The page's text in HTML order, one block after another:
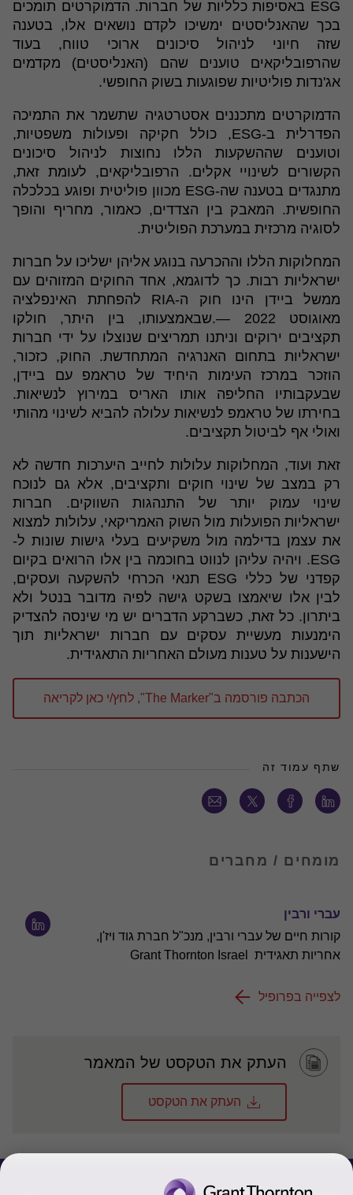
ESG באסיפות כלליות של חברות. הדמוקרטים תומכים
בכך שהאנליסטים ימשיכו לקדם נושאים אלו, בטענה
שזה חיוני לניהול סיכונים ארוכי טווח, בעוד
שהרפובליקאים טוענים שהם (האנליסטים) מקדמים
אג'נדות פוליטיות שפוגעות בשוק החופשי.
הדמוקרטים מתכננים אסטרטגיה שתשמר את התמיכה
הפדרלית ב-ESG, כולל חקיקה ופעולות משפטיות,
וטוענים שההשקעות הללו נחוצות לניהול סיכונים
הקשורים לשינויי אקלים. הרפובליקאים, לעומת זאת,
מתנגדים בטענה שה-ESG מכוון פוליטית ופוגע בכלכלה
החופשית. המאבק בין הצדדים, כאמור, מחריף והופך
לסוגיה מרכזית במערכת הפוליטית.
המחלוקות הללו וההכרעה בנוגע אליהן ישליכו על חברות
ישראליות רבות. כך לדוגמא, אחד החוקים המזוהים עם
ממשל ביידן הינו חוק ה-RIA להפחתת האינפלציה
מאוגוסט 2022 —.שבאמצעותו, בין היתר, חולקו
תקציבים ירוקים וניתנו תמריצים שנוצלו על ידי חברות
ישראליות בתחום האנרגיה המתחדשת. החוק, כזכור,
הוזכר במרכז העימות היחיד של טראמפ עם ביידן,
שבעקבותיו החליפה אותו האריס במירוץ לנשיאות.
בחירתו של טראמפ לנשיאות עלולה להביא לשינוי מהותי
ואולי אף לביטול תקציבים.
זאת ועוד, המחלוקות עלולות לחייב היערכות חדשה לא
רק במצב של שינוי חוקים ותקציבים, אלא גם לנוכח
שינוי עמוק יותר של התנהגות השווקים. חברות
ישראליות הפועלות מול השוק האמריקאי, עלולות למצוא
את עצמן בדילמה מול משקיעים בעלי גישות שונות ל-
ESG. ויהיה עליהן לנווט בחוכמה בין אלו הרואים בקיום
קפדני של כללי ESG תנאי הכרחי להשקעה ועסקים,
לבין אלו שיאמצו בשקט גישה לפיה מדובר בנטל ולא
ביתרון. כל זאת, כשברקע הדברים יש מי שינסה להצדיק
הימנעות מעשיית עסקים עם חברות ישראליות תוך
הישענות על טענות מעולם האחריות התאגידית.
הכתבה פורסמה ב"The Marker", לחץ/י כאן לקריאה
שתף עמוד זה
מומחים / מחברים
עברי ורבין
קורות חיים של עברי ורבין, מנכ"ל חברת גוד ויז'ן,
אחריות תאגידית Grant Thornton Israel
לצפייה בפרופיל
העתק את הטקסט של המאמר
העתק את הטקסט